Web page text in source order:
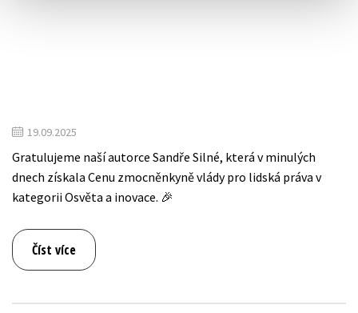
19.09.2025
Gratulujeme naší autorce Sandře Silné, která v minulých
dnech získala Cenu zmocněnkyně vlády pro lidská práva v
kategorii Osvěta a inovace. 🎉
Číst více